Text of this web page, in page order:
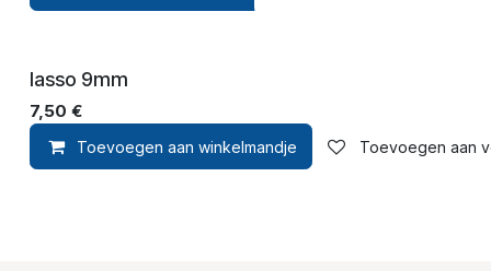
lasso 9mm
7,50 €
Toevoegen aan winkelmandje Toevoegen aan